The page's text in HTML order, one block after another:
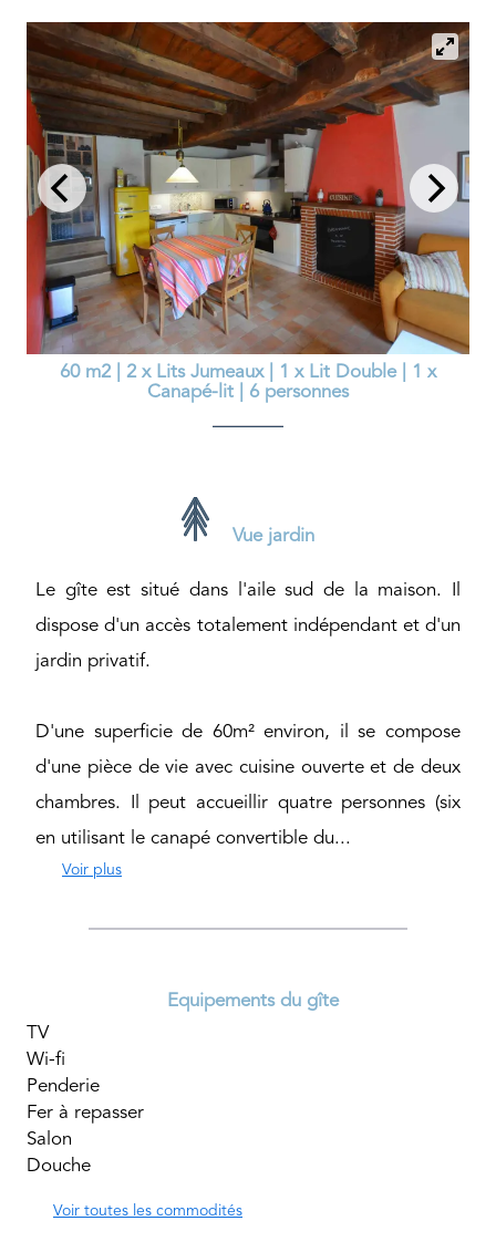
60 m2 2 x Lits Jumeaux 1 x Lit Double
1 x
Canapé-lit
6 personnes
Vue jardin
Le gîte est situé dans l'aile sud de la maison. Il
dispose d'un accès totalement indépendant et d'un
jardin privatif.
D'une superficie de 60m² environ, il se compose
d'une pièce de vie avec cuisine ouverte et de deux
chambres. Il peut accueillir quatre personnes (six
en utilisant le canapé convertible du...
Voir plus
Equipements du gîte
TV
Wi-fi
Penderie
Fer à repasser
Salon
Douche
Voir toutes les commodités